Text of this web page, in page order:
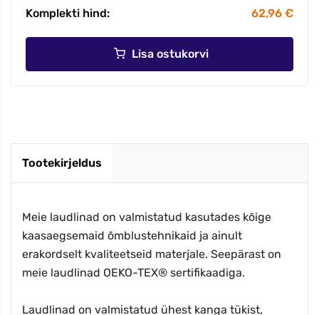
Komplekti hind: 62,96 €
Lisa ostukorvi
Tootekirjeldus
Meie laudlinad on valmistatud kasutades kõige
kaasaegsemaid õmblustehnikaid ja ainult
erakordselt kvaliteetseid materjale. Seepärast on
meie laudlinad OEKO-TEX® sertifikaadiga.
Laudlinad on valmistatud ühest kanga tükist,